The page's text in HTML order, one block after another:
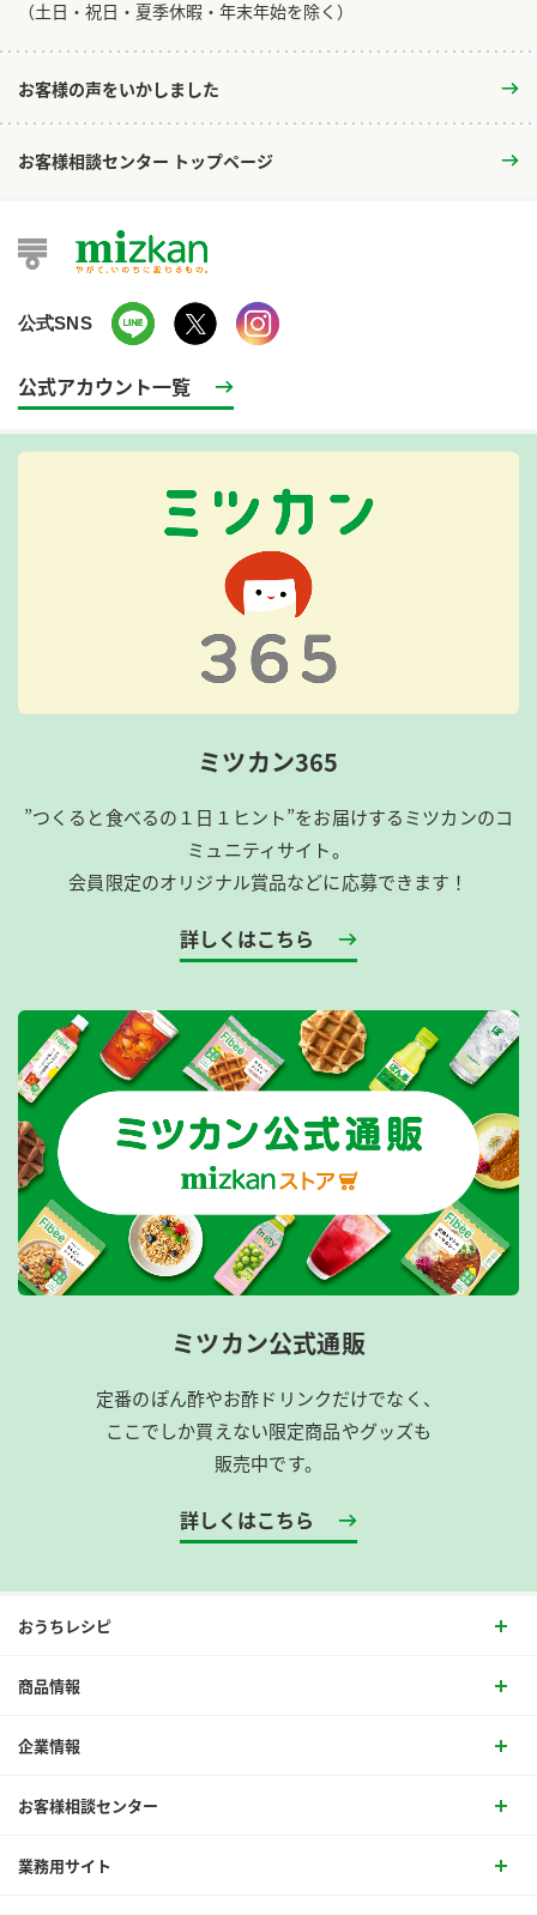
​（土日・祝日・夏季休暇・年末年始を除く）
お客様の声をいかしました
お客様相談センター トップページ
公式SNS
公式アカウント一覧
ミツカン365
”つくると食べるの１日１ヒント”をお届けするミツカンのコ
ミュニティサイト。
会員限定のオリジナル賞品などに応募できます！
詳しくはこちら
ミツカン公式通販
定番のぽん酢やお酢ドリンクだけでなく、
ここでしか買えない限定商品やグッズも
販売中です。
詳しくはこちら
おうちレシピ
商品情報
企業情報
お客様相談センター
業務用サイト